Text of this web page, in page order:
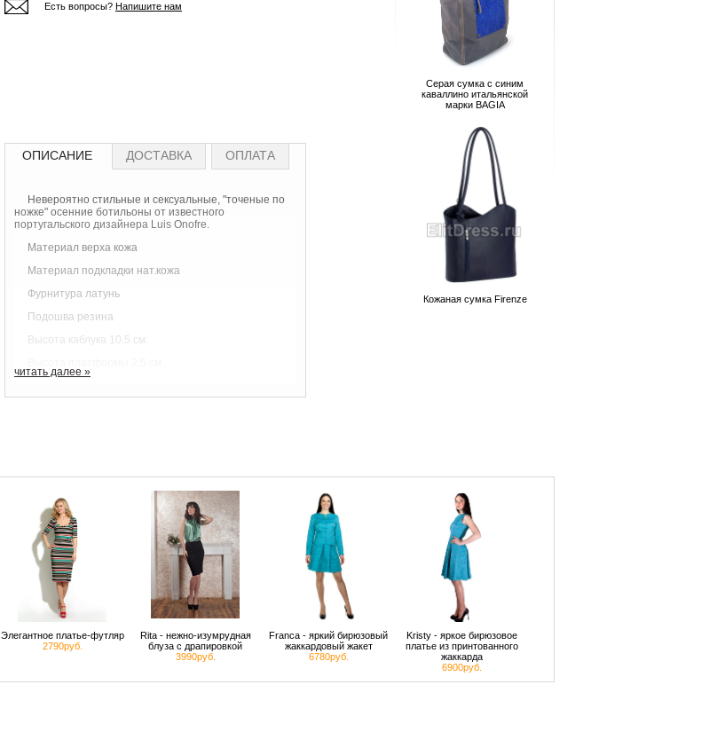
Серая сумка с синим
каваллино итальянской
марки BAGIA
Кожаная сумка Firenze
Есть вопросы? Напишите нам
ОПИСАНИЕ ДОСТАВКА ОПЛАТА
Невероятно стильные и сексуальные, "точеные по
ножке" осенние ботильоны от известного
португальского дизайнера Luis Onofre.
Материал верха кожа
Материал подкладки нат.кожа
Фурнитура латунь
Подошва резина
Высота каблука 10.5 см.
читать далее »
Элегантное платье-футляр
2790руб.
Rita - нежно-изумрудная
блуза с драпировкой
3990руб.
Franca - яркий бирюзовый
жаккардовый жакет
6780руб.
Kristy - яркое бирюзовое
платье из принтованного
жаккарда
6900руб.